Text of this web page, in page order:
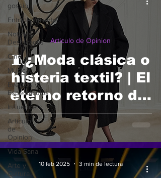
gossip
Entretenimiento
Noticias
Destacadas
Cine
Musica
Eventos y
Espectáculos
Influencers
Articulo
de
Opinion
Vida Sana
Arte y
Cultura
🧵¿Moda clásica o
histeria textil? | El
eterno retorno del
estilo
Articulo de Opinion
10 feb 2025 3 min de lectura